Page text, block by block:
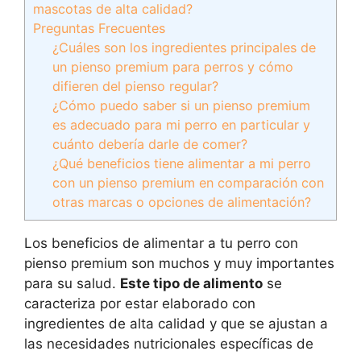
mascotas de alta calidad?
Preguntas Frecuentes
¿Cuáles son los ingredientes principales de
un pienso premium para perros y cómo
difieren del pienso regular?
¿Cómo puedo saber si un pienso premium
es adecuado para mi perro en particular y
cuánto debería darle de comer?
¿Qué beneficios tiene alimentar a mi perro
con un pienso premium en comparación con
otras marcas o opciones de alimentación?
Los beneficios de alimentar a tu perro con
pienso premium son muchos y muy importantes
para su salud. Este tipo de alimento se
caracteriza por estar elaborado con
ingredientes de alta calidad y que se ajustan a
las necesidades nutricionales específicas de